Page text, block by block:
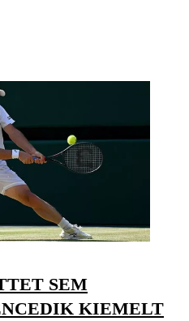
SEM
KIEMELT